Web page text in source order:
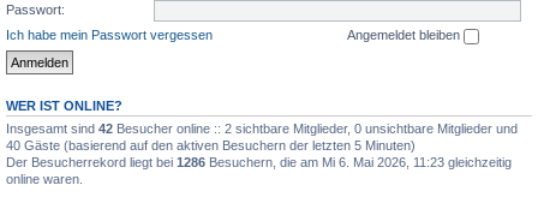
Passwort:
Ich habe mein Passwort vergessen
Angemeldet bleiben
WER IST ONLINE?
Insgesamt sind 42 Besucher online :: 2 sichtbare Mitglieder, 0 unsichtbare Mitglieder und
40 Gäste (basierend auf den aktiven Besuchern der letzten 5 Minuten)
Der Besucherrekord liegt bei 1286 Besuchern, die am Mi 6. Mai 2026, 11:23 gleichzeitig
online waren.